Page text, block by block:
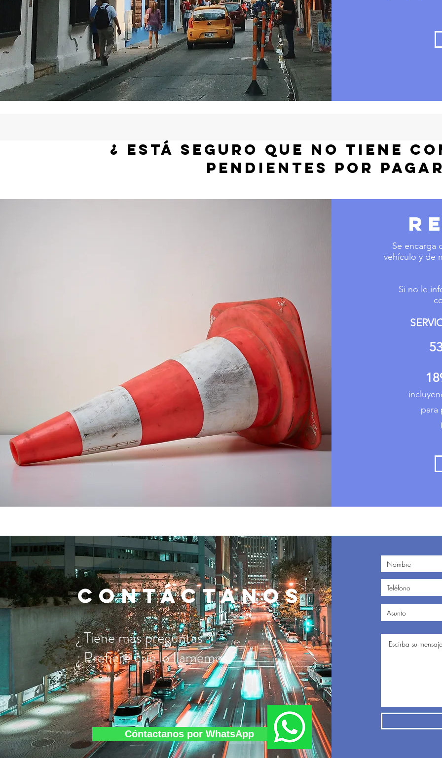
¿ EstÁ SEGURO QUE NO TIENE
PENDIENTES POR
Se encarga
vehículo y de
Si no le
para
CONTÁCTANOS
¿ Tiene más preguntas ?
¿ Prefiere que lo llamemos ?
Cóntactanos por WhatsApp